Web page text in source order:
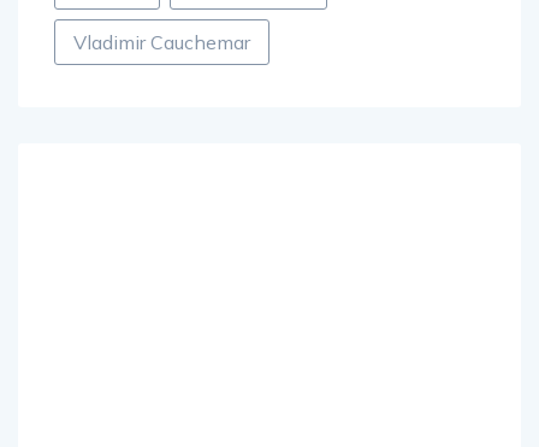
Vladimir Cauchemar